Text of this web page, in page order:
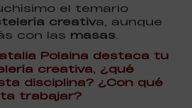
el temario
creativa, aunque
con las masas.
Polaina destaca tu
creativa, ¿qué
disciplina? ¿Con qué
trabajar?